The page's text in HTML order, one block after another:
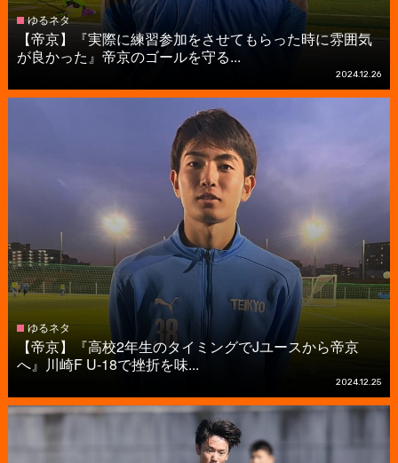
ゆるネタ
【帝京】『実際に練習参加をさせてもらった時に雰囲気
が良かった』帝京のゴールを守る...
2024.12.26
ゆるネタ
【帝京】『高校2年生のタイミングでJユースから帝京
へ』川崎F U-18で挫折を味...
2024.12.25